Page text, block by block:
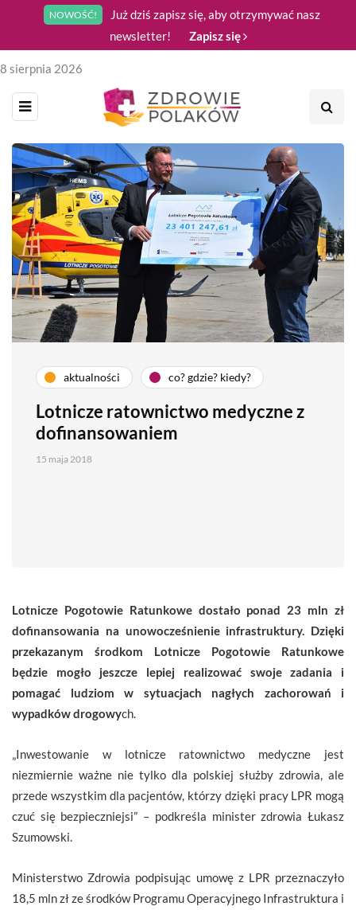
NOWOŚĆ!
Już dziś zapisz się, aby otrzymywać nasz
newsletter!
Zapisz się
8 sierpnia 2026
aktualności co? gdzie? kiedy?
Lotnicze ratownictwo medyczne z
dofinansowaniem
15 maja 2018
Lotnicze Pogotowie Ratunkowe dostało ponad 23 mln zł
dofinansowania na unowocześnienie infrastruktury. Dzięki
przekazanym środkom Lotnicze Pogotowie Ratunkowe
będzie mogło jeszcze lepiej realizować swoje zadania i
pomagać ludziom w sytuacjach nagłych zachorowań i
wypadków drogowych.
„Inwestowanie w lotnicze ratownictwo medyczne jest
niezmiernie ważne nie tylko dla polskiej służby zdrowia, ale
przede wszystkim dla pacjentów, którzy dzięki pracy LPR mogą
czuć się bezpieczniejsi” – podkreśla minister zdrowia Łukasz
Szumowski.
Ministerstwo Zdrowia podpisując umowę z LPR przeznaczyło
18,5 mln zł ze środków Programu Operacyjnego Infrastruktura i